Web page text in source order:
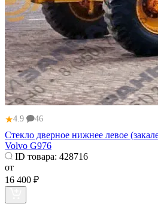
★4.9 46
Стекло дверное нижнее левое
Volvo G976
ID товара: 428716
от
16 400 ₽